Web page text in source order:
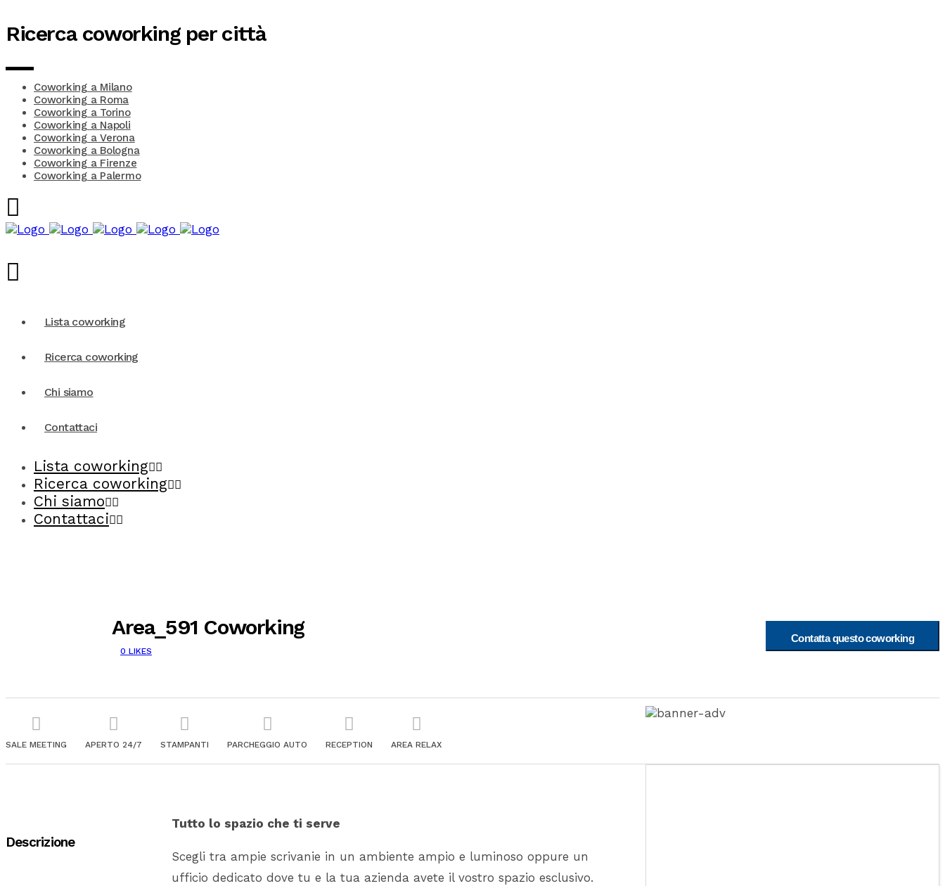
Ricerca coworking per città
Coworking a Milano
Coworking a Roma
Coworking a Torino
Coworking a Napoli
Coworking a Verona
Coworking a Bologna
Coworking a Firenze
Coworking a Palermo
Lista coworking
Ricerca coworking
Chi siamo
Contattaci
Lista coworking
Ricerca coworking
Chi siamo
Contattaci
Area_591 Coworking
0 LIKES
Contatta questo coworking
SALE MEETING APERTO 24/7 STAMPANTI PARCHEGGIO AUTO RECEPTION AREA RELAX
Descrizione
Tutto lo spazio che ti serve
Scegli tra ampie scrivanie in un ambiente ampio e luminoso oppure un
ufficio dedicato dove tu e la tua azienda avete il vostro spazio esclusivo.